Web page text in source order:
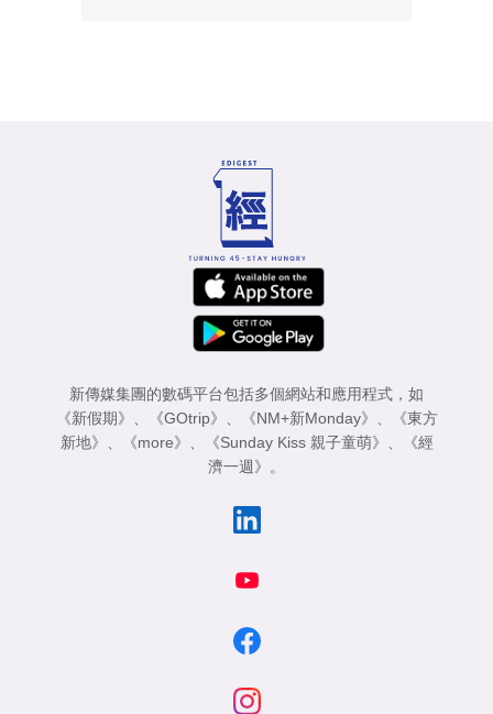
新傳媒集團的數碼平台包括多個網站和應用程式，如
《新假期》
《GOtrip》 《NM+新Monday》
《東方
新地》
《more》 《Sunday Kiss 親子童萌》
《經
濟一週》
。